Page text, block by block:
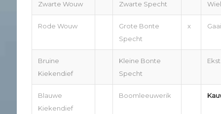
Zwarte Wouw Zwarte Specht
Rode Wouw
Grote Bonte
Specht
x Gaai
Bruine
Kiekendief
Kleine Bonte
Specht
Blauwe
Kiekendief
Boomleeuwerik